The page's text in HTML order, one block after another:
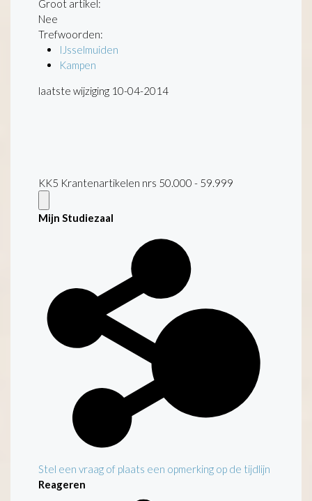
Groot artikel:
Nee
Trefwoorden:
IJsselmuiden
Kampen
laatste wijziging 10-04-2014
KK5 Krantenartikelen nrs 50.000 - 59.999
Mijn Studiezaal
Stel een vraag of plaats een opmerking op de tijdlijn
Reageren